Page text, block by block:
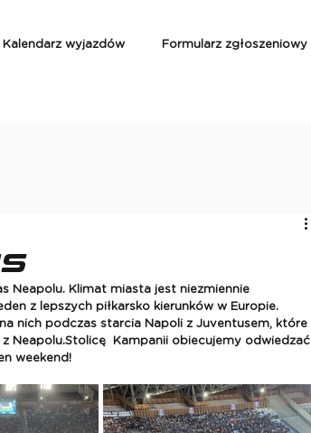
Kalendarz wyjazdów Formularz zgłoszeniowy
Neapolu. Klimat miasta jest niezmiennie
z lepszych piłkarsko kierunków w Europie.
nich podczas starcia Napoli z Juventusem, które
Neapolu.Stolicę  Kampanii obiecujemy odwiedzać
weekend!